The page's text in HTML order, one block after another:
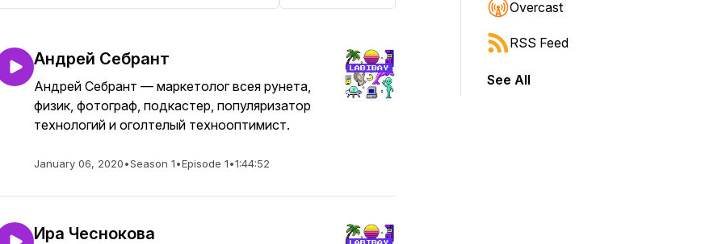
Андрей Себрант
Андрей Себрант — маркетолог всея рунета,
физик, фотограф, подкастер, популяризатор
технологий и оголтелый технооптимист.
January 06, 2020•Season 1•Episode 1•1:44:52
Ира Чеснокова
Overcast
RSS Feed
See All